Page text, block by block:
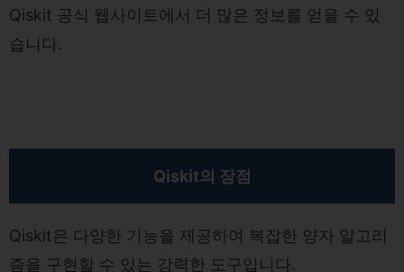
Qiskit 공식 웹사이트에서 더 많은 정보를 얻을 수 있
습니다.
Qiskit의 장점
Qiskit은 다양한 기능을 제공하여 복잡한 양자 알고리
즘을 구현할 수 있는 강력한 도구입니다.